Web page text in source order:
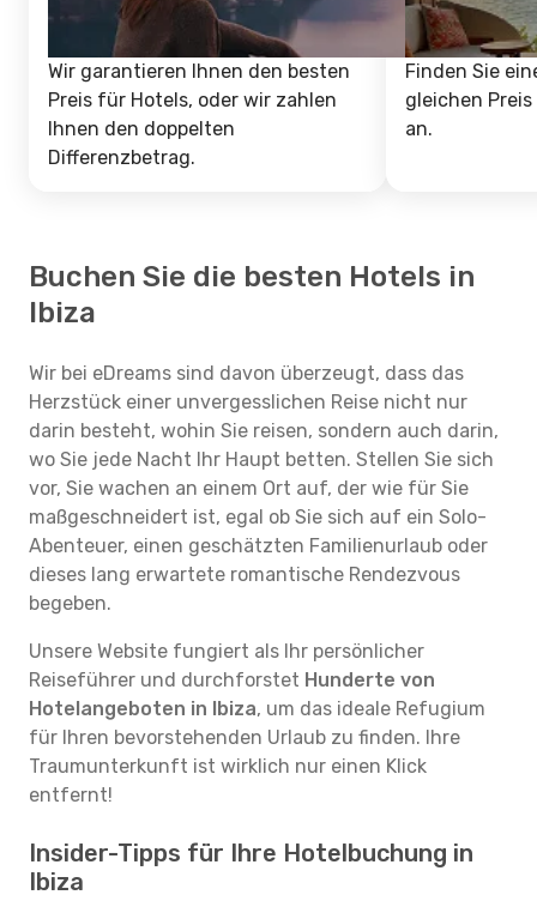
Wir garantieren Ihnen den besten
Preis für Hotels, oder wir zahlen
Ihnen den doppelten
Differenzbetrag.
Finden Sie
gleichen
an.
Buchen Sie die besten Hotels in
Ibiza
Wir bei eDreams sind davon überzeugt, dass das
Herzstück einer unvergesslichen Reise nicht nur
darin besteht, wohin Sie reisen, sondern auch darin,
wo Sie jede Nacht Ihr Haupt betten. Stellen Sie sich
vor, Sie wachen an einem Ort auf, der wie für Sie
maßgeschneidert ist, egal ob Sie sich auf ein Solo-
Abenteuer, einen geschätzten Familienurlaub oder
dieses lang erwartete romantische Rendezvous
begeben.
Unsere Website fungiert als Ihr persönlicher
Reiseführer und durchforstet Hunderte von
Hotelangeboten in Ibiza, um das ideale Refugium
für Ihren bevorstehenden Urlaub zu finden. Ihre
Traumunterkunft ist wirklich nur einen Klick
entfernt!
Insider-Tipps für Ihre Hotelbuchung in
Ibiza